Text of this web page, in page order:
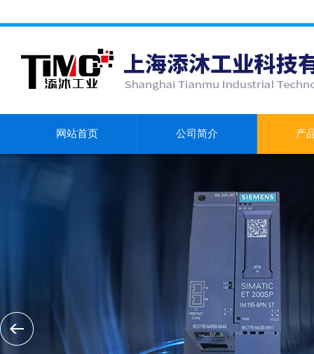
网站首页 公司简介 产